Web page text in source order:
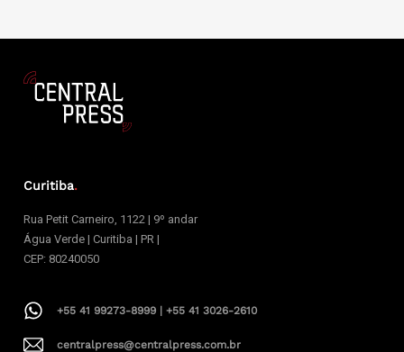
Curitiba.
Rua Petit Carneiro, 1122 | 9º andar
Água Verde | Curitiba | PR |
CEP: 80240050
+55 41 99273-8999 | +55 41 3026-2610
centralpress@centralpress.com.br